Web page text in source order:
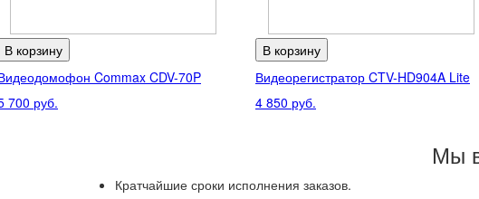
В корзину
Commax CDV-70P
700 руб.
В корзину
Видеорегистратор CTV-HD904A Lite
4 850 руб.
Кратчайшие сроки исполнения заказов.
Мы